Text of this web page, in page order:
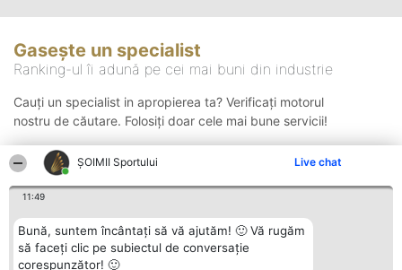
ȘOIMII Sportului Live chat
11:49
Bună, suntem încântați să vă ajutăm! 🙂 Vă rugăm
să faceți clic pe subiectul de conversație
corespunzător! 🙂
Gasește un specialist
Ranking-ul îi adună pe cei mai buni din industrie
Cauți un specialist in apropierea ta? Verificați motorul
nostru de căutare. Folosiți doar cele mai bune servicii!